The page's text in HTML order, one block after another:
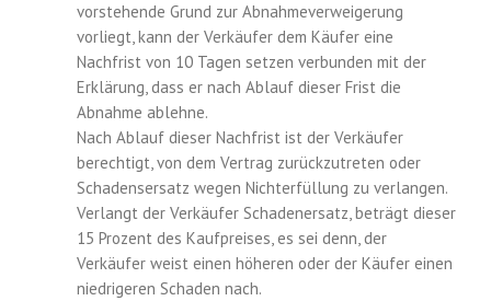
vorstehende Grund zur Abnahmeverweigerung
vorliegt, kann der Verkäufer dem Käufer eine
Nachfrist von 10 Tagen setzen verbunden mit der
Erklärung, dass er nach Ablauf dieser Frist die
Abnahme ablehne.
Nach Ablauf dieser Nachfrist ist der Verkäufer
berechtigt, von dem Vertrag zurückzutreten oder
Schadensersatz wegen Nichterfüllung zu verlangen.
Verlangt der Verkäufer Schadenersatz, beträgt dieser
15 Prozent des Kaufpreises, es sei denn, der
Verkäufer weist einen höheren oder der Käufer einen
niedrigeren Schaden nach.